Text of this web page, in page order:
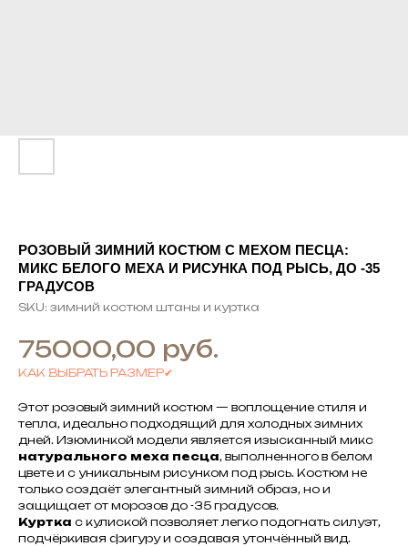
РОЗОВЫЙ ЗИМНИЙ КОСТЮМ С МЕХОМ ПЕСЦА:
МИКС БЕЛОГО МЕХА И РИСУНКА ПОД РЫСЬ, ДО -35
ГРАДУСОВ
SKU: зимний костюм штаны и куртка
75000,00 руб.
КАК ВЫБРАТЬ РАЗМЕР✔
Этот розовый зимний костюм — воплощение стиля и
тепла, идеально подходящий для холодных зимних
дней. Изюминкой модели является изысканный микс
натурального меха песца, выполненного в белом
цвете и с уникальным рисунком под рысь. Костюм не
только создаёт элегантный зимний образ, но и
защищает от морозов до -35 градусов.
Куртка с кулиской позволяет легко подогнать силуэт,
подчёркивая фигуру и создавая утончённый вид.